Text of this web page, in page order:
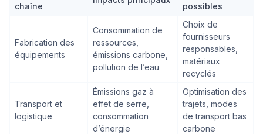
chaîne
possibles
Fabrication des
équipements
Consommation de
ressources,
émissions carbone,
pollution de l’eau
Choix de
fournisseurs
responsables,
matériaux
recyclés
Transport et
logistique
Émissions gaz à
effet de serre,
consommation
d’énergie
Optimisation des
trajets, modes
de transport bas
carbone